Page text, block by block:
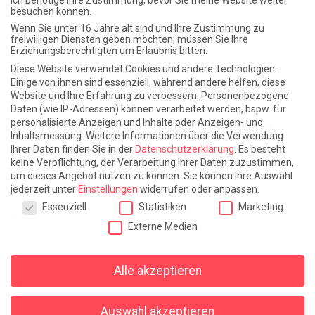
Weite Reisen
Atlantische Turbulenzen DIE ELF
Die Zeit der Ringelblumen ist vorbei Europa im Kopf
Fast am Ziel Frühling in Florenz In der Blase
Leben lernen / Ein Versuch Trinken. Träumen. Trösten.
Triple-Edinburgher mit Ketchup WACHS!
Winterreise (mit Sommern)
Alles sonst
Denkabfall Gereimtes und Ungereimtes Geschichte
besuchen können.
Wenn Sie unter 16 Jahre alt sind und Ihre Zustimmung zu
freiwilligen Diensten geben möchten, müssen Sie Ihre
Erziehungsberechtigten um Erlaubnis bitten.
Diese Website verwendet Cookies und andere Technologien.
Einige von ihnen sind essenziell, während andere helfen, diese
Website und Ihre Erfahrung zu verbessern. Personenbezogene
Daten (wie IP-Adressen) können verarbeitet werden, bspw. für
personalisierte Anzeigen und Inhalte oder Anzeigen- und
Inhaltsmessung. Weitere Informationen über die Verwendung
Ihrer Daten finden Sie in der Datenschutzerklärung Es besteht
keine Verpflichtung, der Verarbeitung Ihrer Daten zuzustimmen,
um dieses Angebot nutzen zu können. Sie können Ihre Auswahl
jederzeit unter Einstellungen widerrufen oder anpassen.
Datenschutzeinstellungen
Essenziell Statistiken
Marketing
Externe Medien
Alle akzeptieren
Auswahl akzeptieren